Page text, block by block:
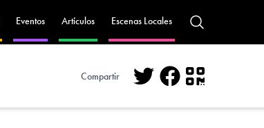
Eventos Artículos Escenas Locales
Compartir